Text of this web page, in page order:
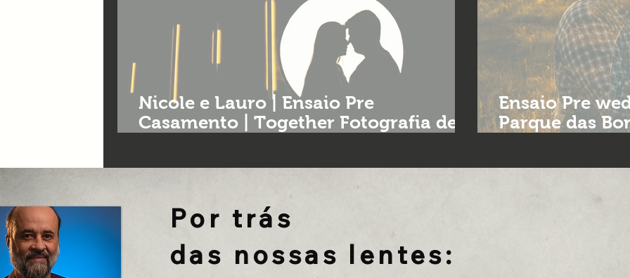
Nicole e Lauro | Ensaio Pre
Casamento | Together Fotografia de
Ensaio Pre
Parque das
Por trás
das nossas lentes: